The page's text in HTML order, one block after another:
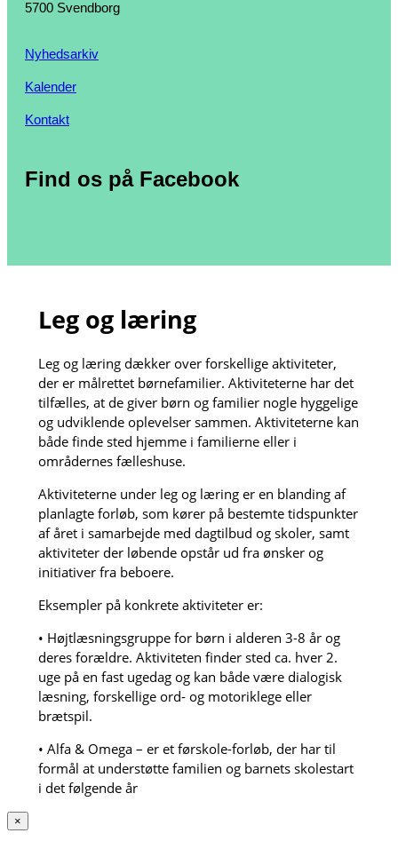
5700 Svendborg
Nyhedsarkiv
Kalender
Kontakt
Find os på Facebook
Leg og læring
Leg og læring dækker over forskellige aktiviteter,
der er målrettet børnefamilier. Aktiviteterne har det
tilfælles, at de giver børn og familier nogle hyggelige
og udviklende oplevelser sammen. Aktiviteterne kan
både finde sted hjemme i familierne eller i
områdernes fælleshuse.
Aktiviteterne under leg og læring er en blanding af
planlagte forløb, som kører på bestemte tidspunkter
af året i samarbejde med dagtilbud og skoler, samt
aktiviteter der løbende opstår ud fra ønsker og
initiativer fra beboere.
Eksempler på konkrete aktiviteter er:
• Højtlæsningsgruppe for børn i alderen 3-8 år og
deres forældre. Aktiviteten finder sted ca. hver 2.
uge på en fast ugedag og kan både være dialogisk
læsning, forskellige ord- og motoriklege eller
brætspil.
• Alfa & Omega – er et førskole-forløb, der har til
formål at understøtte familien og barnets skolestart
i det følgende år
×